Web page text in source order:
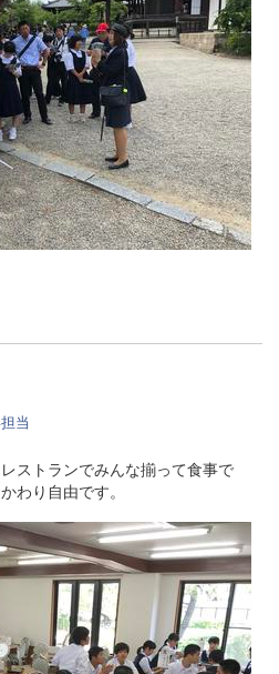
当
ストランでみんな揃って食事で
わり自由です。